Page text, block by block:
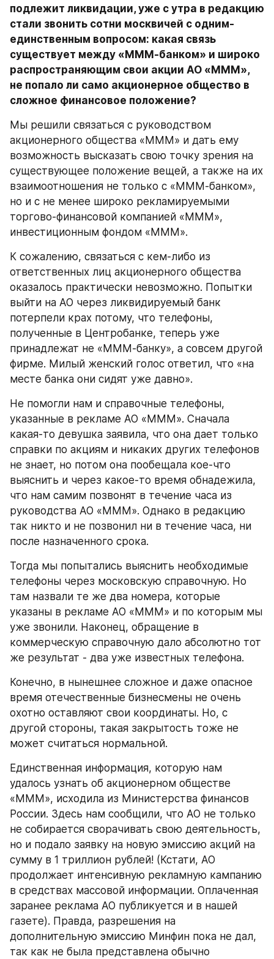
подлежит ликвидации, уже с утра в редакцию
стали звонить сотни москвичей с одним-
единственным вопросом: какая связь
существует между «МММ-банком» и широко
распространяющим свои акции АО «МММ»,
не попало ли само акционерное общество в
сложное финансовое положение?
Мы решили связаться с руководством
акционерного общества «МММ» и дать ему
возможность высказать свою точку зрения на
существующее положение вещей, а также на их
взаимоотношения не только с «МММ-банком»,
но и с не менее широко рекламируемыми
торгово-финансовой компанией «МММ»,
инвестиционным фондом «МММ».
К сожалению, связаться с кем-либо из
ответственных лиц акционерного общества
оказалось практически невозможно. Попытки
выйти на АО через ликвидируемый банк
потерпели крах потому, что телефоны,
полученные в Центробанке, теперь уже
принадлежат не «МММ-банку», а совсем другой
фирме. Милый женский голос ответил, что «на
месте банка они сидят уже давно».
Не помогли нам и справочные телефоны,
указанные в рекламе АО «МММ». Сначала
какая-то девушка заявила, что она дает только
справки по акциям и никаких других телефонов
не знает, но потом она пообещала кое-что
выяснить и через какое-то время обнадежила,
что нам самим позвонят в течение часа из
руководства АО «МММ». Однако в редакцию
так никто и не позвонил ни в течение часа, ни
после назначенного срока.
Тогда мы попытались выяснить необходимые
телефоны через московскую справочную. Но
там назвали те же два номера, которые
указаны в рекламе АО «МММ» и по которым мы
уже звонили. Наконец, обращение в
коммерческую справочную дало абсолютно тот
же результат - два уже известных телефона.
Конечно, в нынешнее сложное и даже опасное
время отечественные бизнесмены не очень
охотно оставляют свои координаты. Но, с
другой стороны, такая закрытость тоже не
может считаться нормальной.
Единственная информация, которую нам
удалось узнать об акционерном обществе
«МММ», исходила из Министерства финансов
России. Здесь нам сообщили, что АО не только
не собирается сворачивать свою деятельность,
но и подало заявку на новую эмиссию акций на
сумму в 1 триллион рублей! (Кстати, АО
продолжает интенсивную рекламную кампанию
в средствах массовой информации. Оплаченная
заранее реклама АО публикуется и в нашей
газете). Правда, разрешения на
дополнительную эмиссию Минфин пока не дал,
так как не была представлена обычно